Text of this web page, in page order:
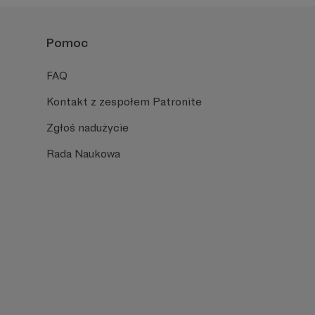
Pomoc
FAQ
Kontakt z zespołem Patronite
Zgłoś nadużycie
Rada Naukowa